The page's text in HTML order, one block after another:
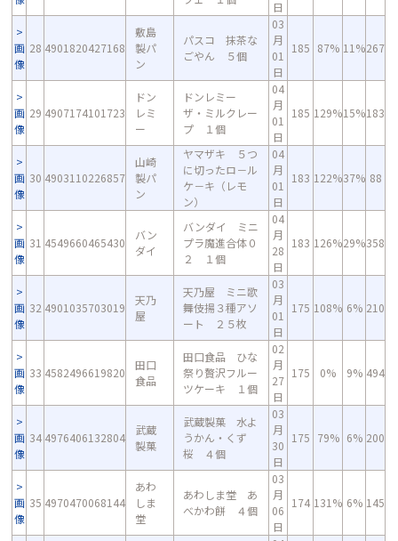
日
画
像
28 4901820427168
敷島
製パ
ン
パスコ 抹茶な
ごやん ５個
03
月
01
日
185 87% 11%267
画
像
29 4907174101723
ドン
レミ
ー
ドンレミー
ザ・ミルクレー
プ １個
04
月
01
日
185 129%15%183
画
像
30 4903110226857
山崎
製パ
ン
ヤマザキ ５つ
に切ったロ－ル
ケ－キ（レモ
ン）
04
月
01
日
183 122%37% 88
画
像
31 4549660465430
バン
ダイ
バンダイ ミニ
プラ魔進合体０
２ １個
04
月
28
日
183 126%29%358
画
像
32 4901035703019
天乃
屋
天乃屋 ミニ歌
舞伎揚３種アソ
ート ２５枚
03
月
01
日
175 108% 6% 210
画
像
33 4582496619820
田口
食品
田口食品 ひな
祭り贅沢フルー
ツケーキ １個
02
月
27
日
175 0% 9% 494
画
像
34 4976406132804
武蔵
製菓
武蔵製菓 水よ
うかん・くず
桜 ４個
03
月
30
日
175 79% 6% 200
画
像
35 4970470068144
あわ
しま
堂
あわしま堂 あ
べかわ餅 ４個
03
月
06
日
174 131% 6% 145